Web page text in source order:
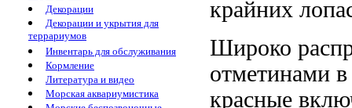
Декорации
Декорации и укрытия для
террариумов
Инвентарь для обслуживания
Кормление
Литература и видео
Морская аквариумистика
крайних
Широко
отметинами
красные